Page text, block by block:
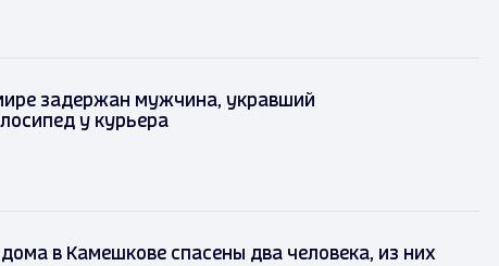
задержан мужчина, укравший
у курьера
в Камешкове спасены два человека, из них